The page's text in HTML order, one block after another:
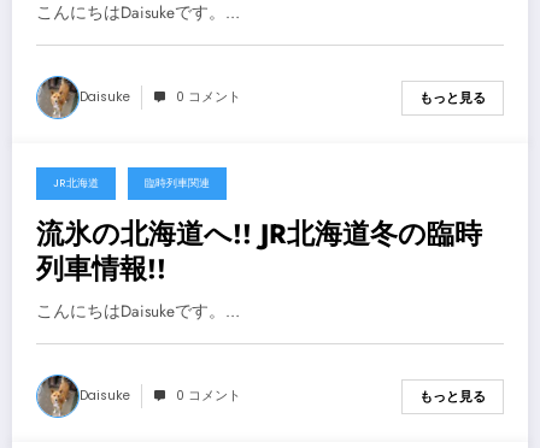
こんにちはDaisukeです。…
Daisuke 0 コメント もっと見る
2023年10月30日
JR北海道 臨時列車関連
流氷の北海道へ!! JR北海道冬の臨時
列車情報!!
こんにちはDaisukeです。…
Daisuke 0 コメント もっと見る